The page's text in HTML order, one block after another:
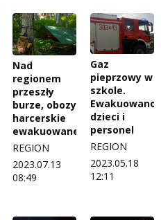
Nad
regionem
przeszły
burze, obozy
harcerskie
ewakuowane
REGION
2023.07.13
08:49
Gaz
pieprzowy w
szkole.
Ewakuowano
dzieci i
personel
REGION
2023.05.18
12:11